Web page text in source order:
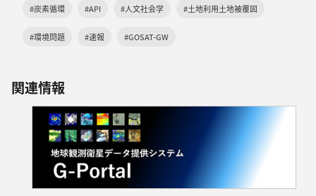
#炭素循環 #API #人文社会学 #土地利用土地被覆図
#環境問題 #速報 #GOSAT-GW
関連情報